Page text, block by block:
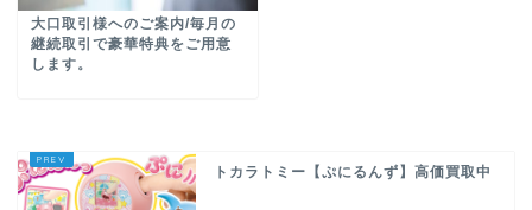
大口取引様へのご案内/毎月の
継続取引で豪華特典をご用意
します。
トカラトミー【ぷにるんず】高価買取中